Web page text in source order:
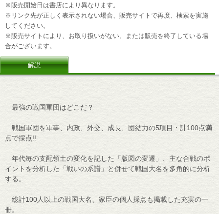
※販売開始日は書店により異なります。
※リンク先が正しく表示されない場合、販売サイトで再度、検索を実施
してください。
※販売サイトにより、お取り扱いがない、または販売を終了している場
合がございます。
解説
最強の戦国軍団はどこだ？
戦国軍団を軍事、内政、外交、成長、団結力の5項目・計100点満
点で採点!!
年代毎の支配領土の変化を記した「版図の変遷」、主な合戦のポ
イントを分析した「戦いの系譜」と併せて戦国大名を多角的に分析
する。
総計100人以上の戦国大名、家臣の個人採点も掲載した充実の一
冊。